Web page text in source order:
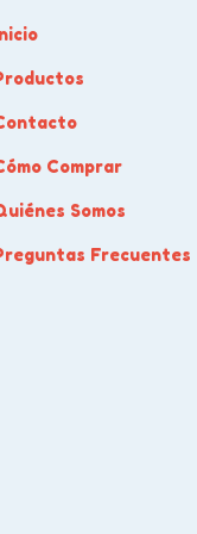
Comprar
Somos
Frecuentes